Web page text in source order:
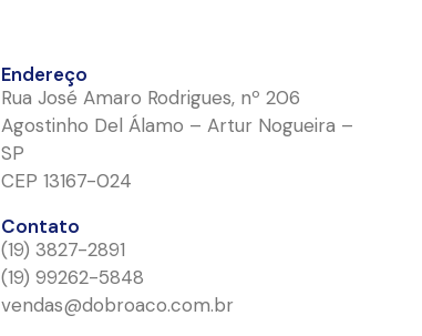
Endereço
Rua José Amaro Rodrigues, nº 206
Agostinho Del Álamo – Artur Nogueira –
SP
CEP 13167-024
Contato
(19) 3827-2891
(19) 99262-5848
vendas@dobroaco.com.br